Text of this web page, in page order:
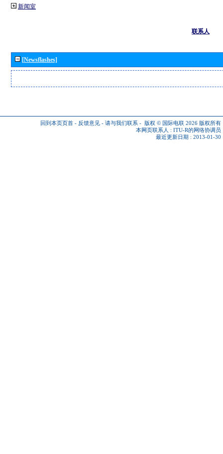
新闻室
联系人
[Newsflashes]
回到本页页首 - 反馈意见 - 请与我们联系 - 版权 © 国际电联 2026 版权所有
本网页联系人 : ITU-R的网络协调员
最近更新日期 : 2013-01-30